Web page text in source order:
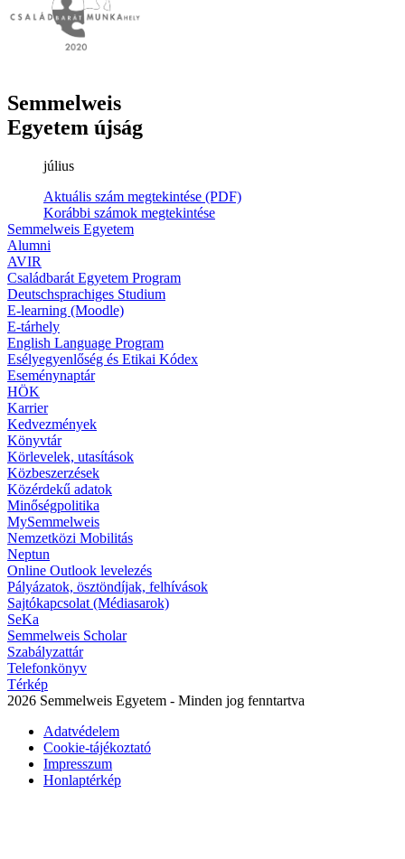
Semmelweis
Egyetem újság
július
Aktuális szám megtekintése (PDF)
Korábbi számok megtekintése
Semmelweis Egyetem
Alumni
AVIR
Családbarát Egyetem Program
Deutschsprachiges Studium
E-learning (Moodle)
E-tárhely
English Language Program
Esélyegyenlőség és Etikai Kódex
Eseménynaptár
HÖK
Karrier
Kedvezmények
Könyvtár
Körlevelek, utasítások
Közbeszerzések
Közérdekű adatok
Minőségpolitika
MySemmelweis
Nemzetközi Mobilitás
Neptun
Online Outlook levelezés
Pályázatok, ösztöndíjak, felhívások
Sajtókapcsolat (Médiasarok)
SeKa
Semmelweis Scholar
Szabályzattár
Telefonkönyv
Térkép
2026 Semmelweis Egyetem - Minden jog fenntartva
Adatvédelem
Cookie-tájékoztató
Impresszum
Honlaptérkép